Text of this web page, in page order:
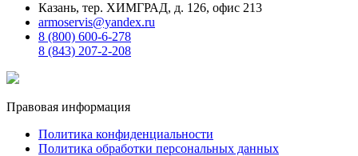
Казань, тер. ХИМГРАД, д. 126, офис 213
armoservis@yandex.ru
8 (800) 600-6-278
8 (843) 207-2-208
Правовая информация
Политика конфиденциальности
Политика обработки персональных данных